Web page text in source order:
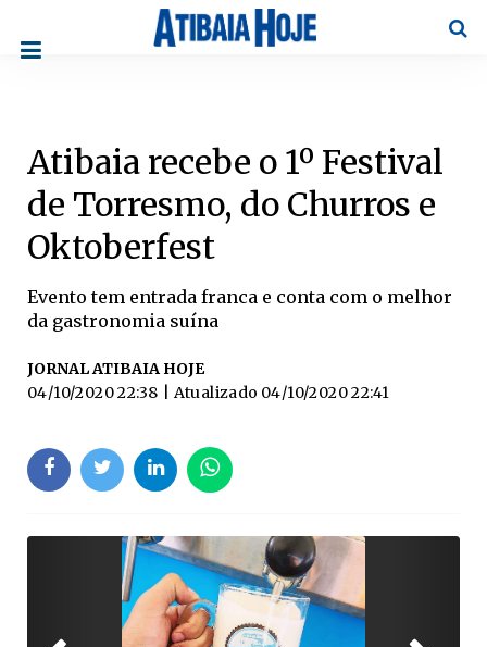
Atibaia recebe o 1º Festival
de Torresmo, do Churros e
Oktoberfest
Evento tem entrada franca e conta com o melhor
da gastronomia suína
JORNAL ATIBAIA HOJE
04/10/2020 22:38
| Atualizado 04/10/2020 22:41